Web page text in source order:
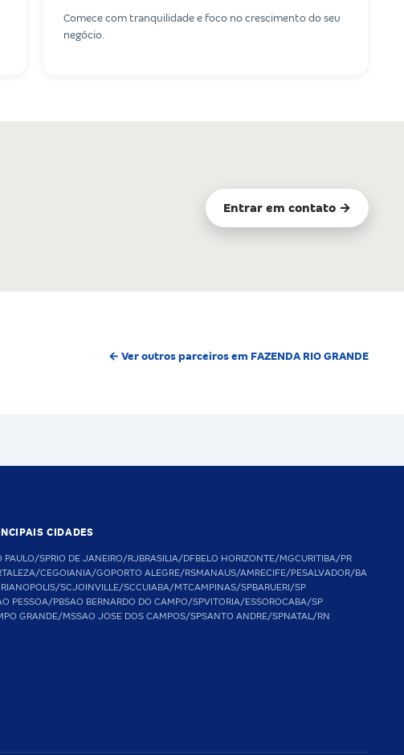
Comece com tranquilidade e foco no crescimento do seu
negócio.
Entrar em contato →
← Ver outros parceiros em FAZENDA RIO GRANDE
CIDADES
PAULO/SPRIO DE JANEIRO/RJBRASILIA/DFBELO HORIZONTE/MGCURITIBA/PR
CEGOIANIA/GOPORTO ALEGRE/RSMANAUS/AMRECIFE/PESALVADOR/BA
SCJOINVILLE/SCCUIABA/MTCAMPINAS/SPBARUERI/SP
PESSOA/PBSAO BERNARDO DO CAMPO/SPVITORIA/ESSOROCABA/SP
GRANDE/MSSAO JOSE DOS CAMPOS/SPSANTO ANDRE/SPNATAL/RN